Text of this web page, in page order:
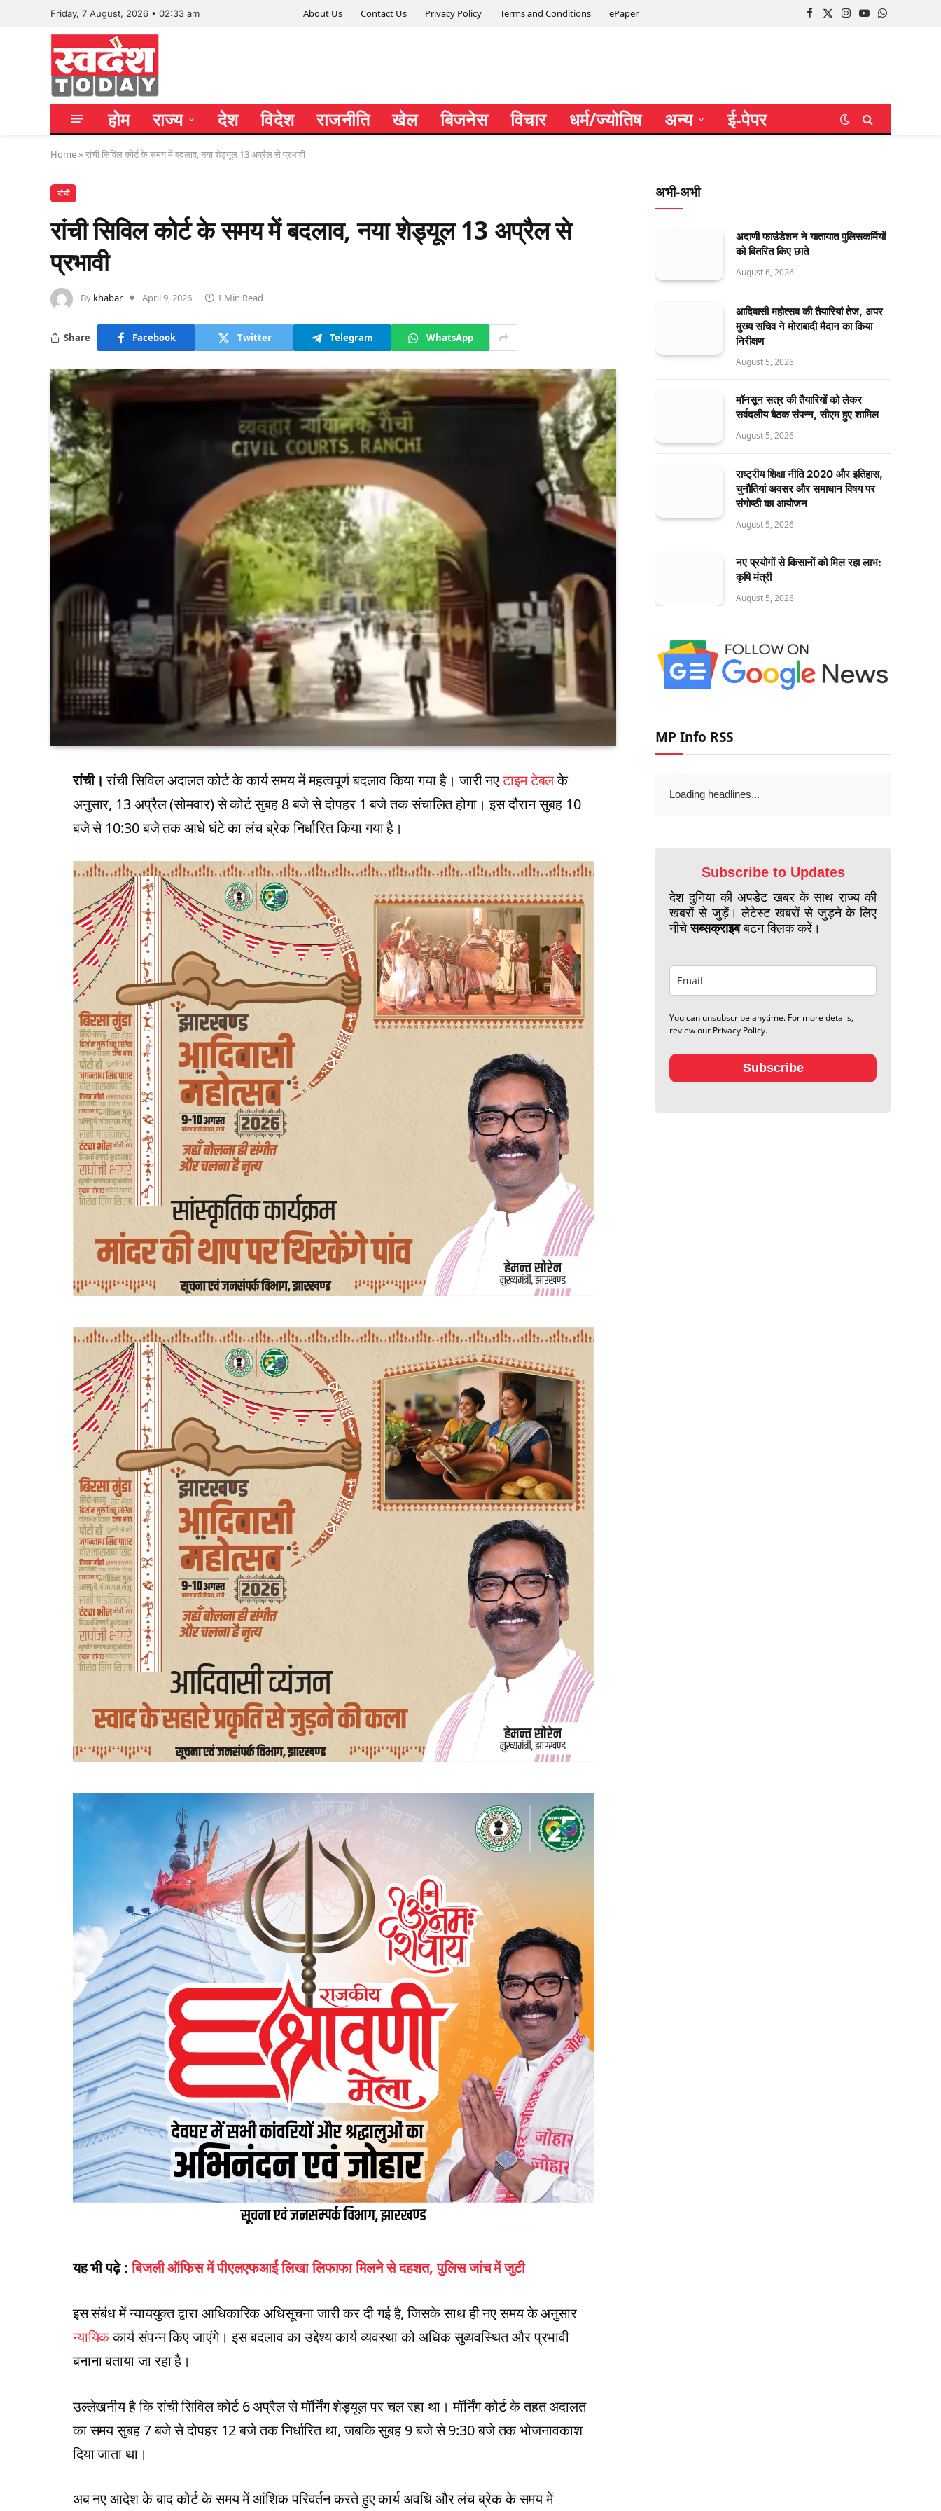
Friday, 7 August, 2026 • 02:33 am About Us Contact Us Privacy Policy Terms and Conditions ePaper
Facebook
X
Instagram
YouTubeWhatsApp
होम राज्य देश विदेश राजनीति खेल बिजनेस विचार धर्म/ज्योतिष अन्य ई-पेपर
Home » रांची सिविल कोर्ट के समय में बदलाव, नया शेड्यूल 13 अप्रैल से प्रभावी
रांची
रांची सिविल कोर्ट के समय में बदलाव, नया शेड्यूल 13 अप्रैल से
प्रभावी
By khabar April 9, 2026 1 Min Read
Share Facebook Twitter Telegram WhatsApp
रांची। रांची सिविल अदालत कोर्ट के कार्य समय में महत्वपूर्ण बदलाव किया गया है। जारी नएटाइम टेबलके
अनुसार, 13 अप्रैल (सोमवार) से कोर्ट सुबह 8 बजे से दोपहर 1 बजे तक संचालित होगा। इस दौरान सुबह 10
बजे से 10:30 बजे तक आधे घंटे का लंच ब्रेक निर्धारित किया गया है।
यह भी पढ़े :बिजली ऑफिस में पीएलएफआई लिखा लिफाफा मिलने से दहशत, पुलिस जांच में जुटी
इस संबंध में न्याययुक्त द्वारा आधिकारिक अधिसूचना जारी कर दी गई है, जिसके साथ ही नए समय के अनुसार
न्यायिककार्य संपन्न किए जाएंगे। इस बदलाव का उद्देश्य कार्य व्यवस्था को अधिक सुव्यवस्थित और प्रभावी
बनाना बताया जा रहा है।
उल्लेखनीय है कि रांची सिविल कोर्ट 6 अप्रैल से मॉर्निंग शेड्यूल पर चल रहा था। मॉर्निंग कोर्ट के तहत अदालत
का समय सुबह 7 बजे से दोपहर 12 बजे तक निर्धारित था, जबकि सुबह 9 बजे से 9:30 बजे तक भोजनावकाश
दिया जाता था।
अब नए आदेश के बाद कोर्ट के समय में आंशिक परिवर्तन करते हुए कार्य अवधि और लंच ब्रेक के समय में
अभी-अभी
अदाणी फाउंडेशन ने यातायात पुलिसकर्मियों
को वितरित किए छाते
August 6, 2026
आदिवासी महोत्सव की तैयारियां तेज, अपर
मुख्य सचिव ने मोराबादी मैदान का किया
निरीक्षण
August 5, 2026
मॉनसून सत्र की तैयारियों को लेकर
सर्वदलीय बैठक संपन्न, सीएम हुए शामिल
August 5, 2026
राष्ट्रीय शिक्षा नीति 2020 और इतिहास,
चुनौतियां अवसर और समाधान विषय पर
संगोष्ठी का आयोजन
August 5, 2026
नए प्रयोगों से किसानों को मिल रहा लाभ:
कृषि मंत्री
August 5, 2026
MP Info RSS
Loading headlines...
Subscribe to Updates
देश दुनिया की अपडेट खबर के साथ राज्य की
खबरों से जुड़ें। लेटेस्ट खबरों से जुड़ने के लिए
नीचेसब्सक्राइबबटन क्लिक करें।
You can unsubscribe anytime. For more details,
review our Privacy Policy.
Subscribe